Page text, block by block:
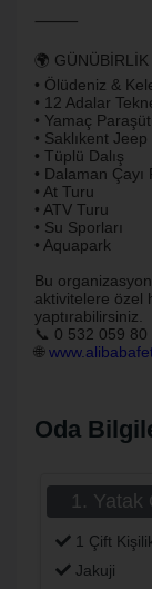
⸻
🌍
• Ölüdeniz &
• 12 Adalar
• Yamaç
• Saklıkent
• Tüplü Dalış
• Dalaman Çayı
• At Turu
• ATV Turu
• Su Sporları
• Aquapark
Bu
aktivitelere özel
yaptırabilirsiniz.
📞 0 532 059 80
🌐
Oda
1. Yatak
1 Çift
Jakuji